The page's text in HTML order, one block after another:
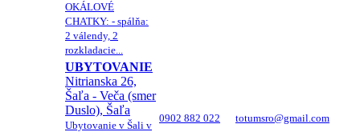
OKÁLOVÉ
CHATKY: - spálňa:
2 válendy, 2
rozkladacie...
UBYTOVANIE
Nitrianska 26,
Šaľa - Veča (smer
Duslo), Šaľa
Ubytovanie v Šali v
0902 882 022 totumsro@gmail.com